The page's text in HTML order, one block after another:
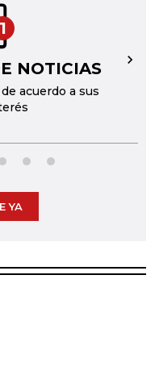
1
NOTICIAS
acuerdo a sus
→
YA